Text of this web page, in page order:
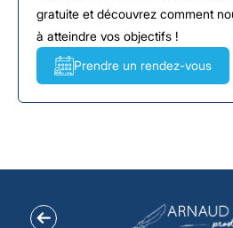
gratuite et découvrez comment
à atteindre vos objectifs !
Prendre un rendez-vous